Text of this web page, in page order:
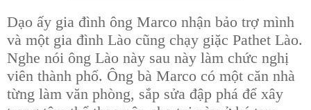
Dạo ấy gia đình ông Marco nhận bảo trợ mình
và một gia đình Lào cũng chạy giặc Pathet Lào.
Nghe nói ông Lào này sau này làm chức nghị
viên thành phố. Ông bà Marco có một căn nhà
từng làm văn phòng, sắp sửa đập phá để xây